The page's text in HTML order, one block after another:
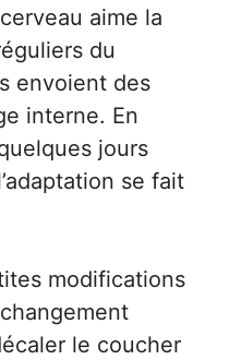
aime la
du
envoient des
interne. En
jours
se fait
modifications
le coucher